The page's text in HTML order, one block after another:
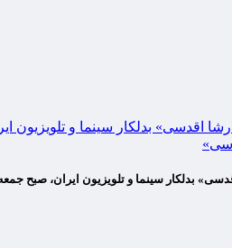
اقدسی» بدلکار سینما و تلویزیون
۲۲ مردادماه ۱۴۰۰ با حضور جمعی از هنرمندان در لوکیشن برنامه «دست فرمون» واقع در بوستان ولایت